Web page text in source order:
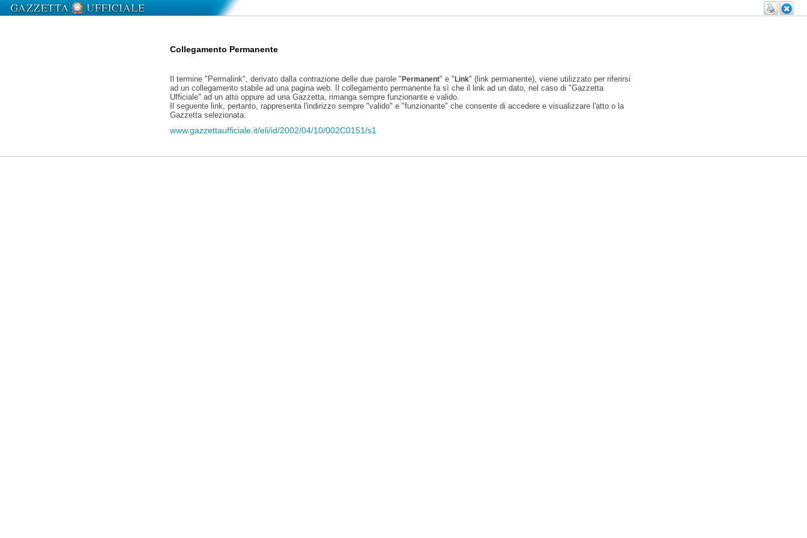
Collegamento Permanente
Il termine "Permalink", derivato dalla contrazione delle due parole "Permanent" e "Link" (link permanente), viene utilizzato per riferirsi
ad un collegamento stabile ad una pagina web. Il collegamento permanente fa sì che il link ad un dato, nel caso di "Gazzetta
Ufficiale" ad un atto oppure ad una Gazzetta, rimanga sempre funzionante e valido.
Il seguente link, pertanto, rappresenta l'indirizzo sempre "valido" e "funzionante" che consente di accedere e visualizzare l'atto o la
Gazzetta selezionata:
www.gazzettaufficiale.it/eli/id/2002/04/10/002C0151/s1